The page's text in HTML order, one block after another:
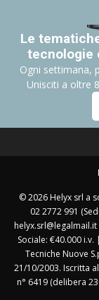
Le
tecnologie
Ogni settimana,
Unisciti a oltre
© 2026 Helyx srl a
02 2772 991
Sociale: €40.000
Tecniche Nuove
21/10/2003. Iscritta
n° 6419 (delibera